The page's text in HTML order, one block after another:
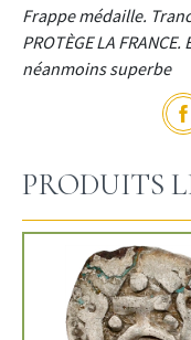
Frappe médaille.
PROTÈGE LA
néanmoins superbe
PRODUITS